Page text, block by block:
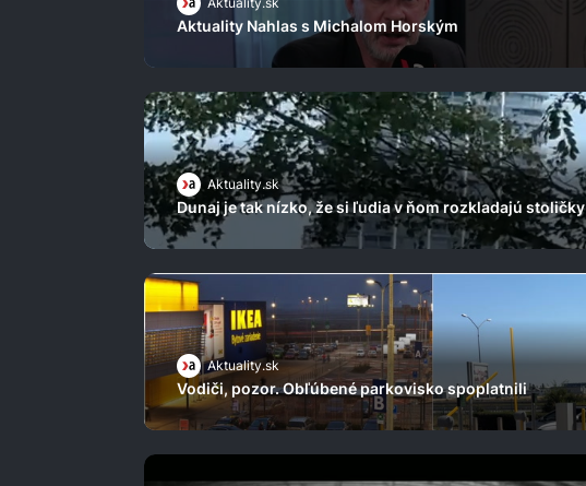
Aktuality Nahlas s Michalom Horským
Aktuality.sk
Dunaj je tak nízko, že si ľudia v ňom rozkladajú stoličky
Aktuality.sk
Vodiči, pozor. Obľúbené parkovisko spoplatnili